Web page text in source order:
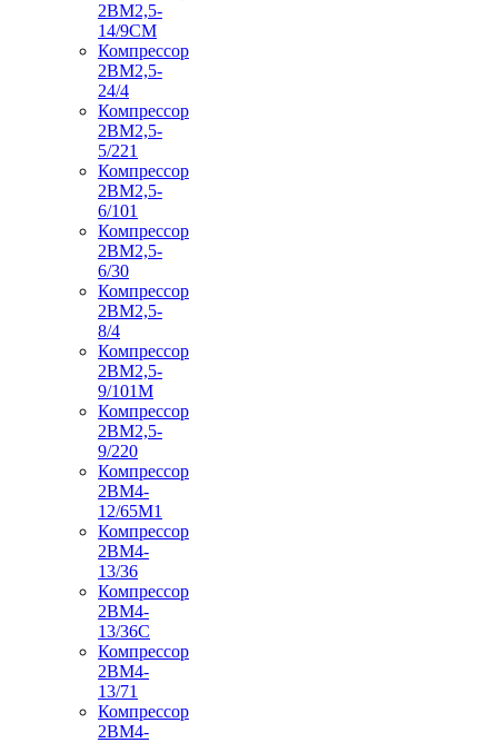
2ВМ2,5-
14/9СМ
Компрессор
2ВМ2,5-
24/4
Компрессор
2ВМ2,5-
5/221
Компрессор
2ВМ2,5-
6/101
Компрессор
2ВМ2,5-
6/30
Компрессор
2ВМ2,5-
8/4
Компрессор
2ВМ2,5-
9/101М
Компрессор
2ВМ2,5-
9/220
Компрессор
2ВМ4-
12/65М1
Компрессор
2ВМ4-
13/36
Компрессор
2ВМ4-
13/36С
Компрессор
2ВМ4-
13/71
Компрессор
2ВМ4-